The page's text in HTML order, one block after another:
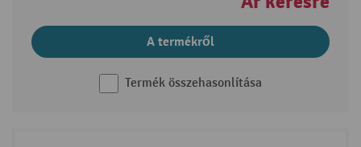
A termékről
Termék összehasonlítása